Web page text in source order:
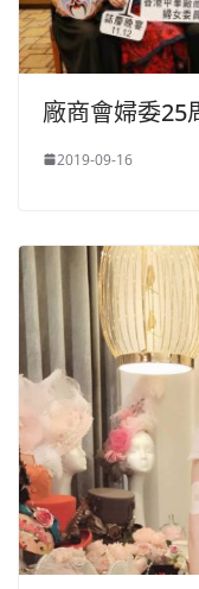
廠商會婦委25
2019-09-16